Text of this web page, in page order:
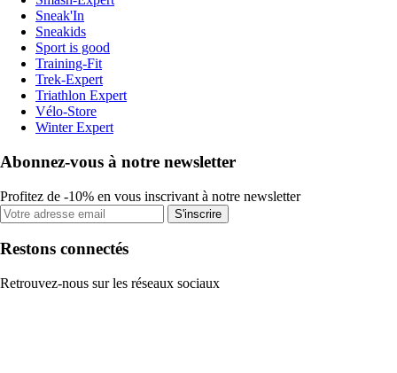
Sneak'In
Sneakids
Sport is good
Training-Fit
Trek-Expert
Triathlon Expert
Vélo-Store
Winter Expert
Abonnez-vous à notre newsletter
Profitez de -10% en vous inscrivant à notre newsletter
S'inscrire
Restons connectés
Retrouvez-nous sur les réseaux sociaux